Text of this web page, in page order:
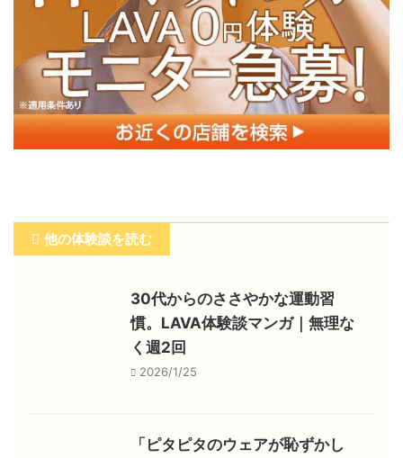
他の体験談を読む
30代からのささやかな運動習
慣。LAVA体験談マンガ｜無理な
く週2回
2026/1/25
「ピタピタのウェアが恥ずかし